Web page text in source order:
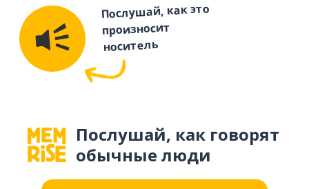
Послушай, как это
произносит
носитель
Послушай, как говорят
обычные люди